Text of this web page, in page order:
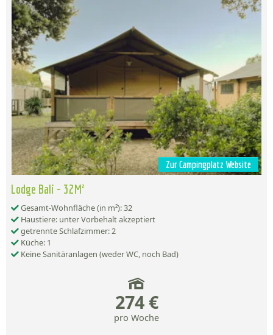
Zur Campingplatz Website
Lodge Bali - 32M²
Gesamt-Wohnfläche (in m²): 32
Haustiere: unter Vorbehalt akzeptiert
getrennte Schlafzimmer: 2
Küche: 1
Keine Sanitäranlagen (weder WC, noch Bad)
274 €
pro Woche